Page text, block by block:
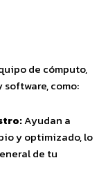
de cómputo,
como:
Ayudan a
y optimizado, lo
de tu